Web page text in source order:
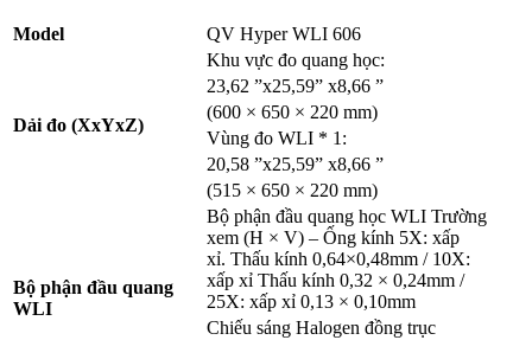
Model QV Hyper WLI 606
Dải đo (XxYxZ)
Khu vực đo quang học:
23,62 ”x25,59” x8,66 ”
(600 × 650 × 220 mm)
Vùng đo WLI * 1:
20,58 ”x25,59” x8,66 ”
(515 × 650 × 220 mm)
Bộ phận đầu quang
WLI
Bộ phận đầu quang học WLI Trường
xem (H × V) – Ống kính 5X: xấp
xỉ. Thấu kính 0,64×0,48mm / 10X:
xấp xỉ Thấu kính 0,32 × 0,24mm /
25X: xấp xỉ 0,13 × 0,10mm
Chiếu sáng Halogen đồng trục